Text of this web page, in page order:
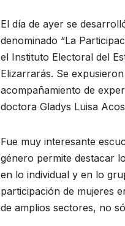
El día de ayer se
denominado “La
el Instituto Electoral del
Elizarrarás. Se
acompañamiento de
doctora Gladys Luisa
Fue muy interesante
género permite destacar
en lo individual y en lo
participación de mujeres
de amplios sectores, no